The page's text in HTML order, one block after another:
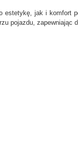
jak i komfort
pojazdu, zapewniając